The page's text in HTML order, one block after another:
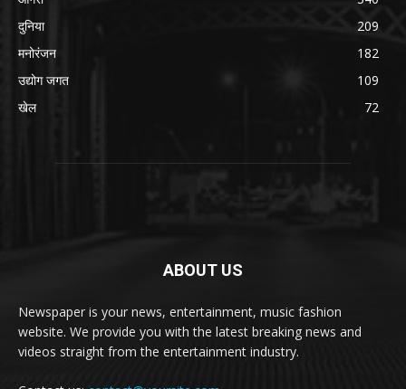
दुनिया
209
मनोरंजन
182
उद्योग जगत
109
खेल
72
ABOUT US
Newspaper is your news, entertainment, music fashion
website. We provide you with the latest breaking news and
videos straight from the entertainment industry.